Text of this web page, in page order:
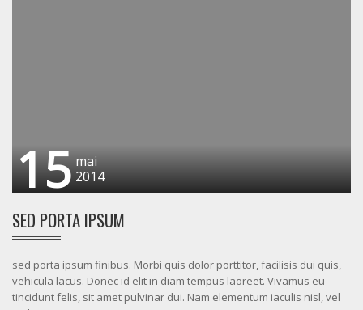
15 mai
2014
SED PORTA IPSUM
sed porta ipsum finibus. Morbi quis dolor porttitor, facilisis dui quis,
vehicula lacus. Donec id elit in diam tempus laoreet. Vivamus eu
tincidunt felis, sit amet pulvinar dui. Nam elementum iaculis nisl, vel